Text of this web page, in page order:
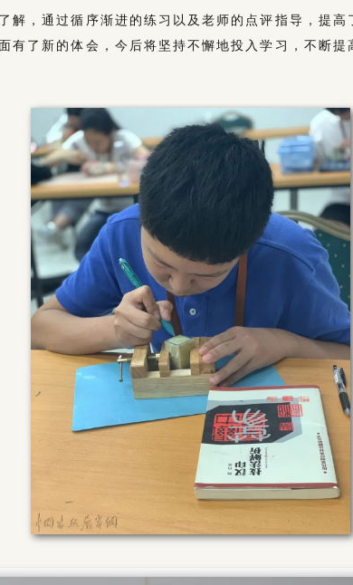
解，通过循序渐进的练习以及老师的点评指导，提高
有了新的体会，今后将坚持不懈地投入学习，不断提